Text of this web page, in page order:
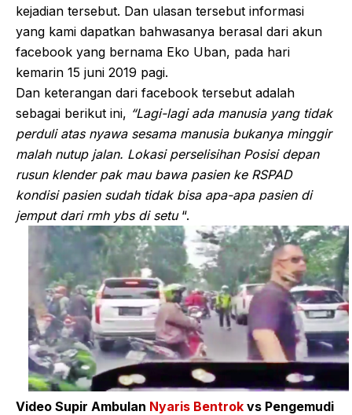
kejadian tersebut. Dan ulasan tersebut informasi
yang kami dapatkan bahwasanya berasal dari akun
facebook yang bernama Eko Uban, pada hari
kemarin 15 juni 2019 pagi.
Dan keterangan dari facebook tersebut adalah
sebagai berikut ini, “Lagi-lagi ada manusia yang tidak
perduli atas nyawa sesama manusia bukanya minggir
malah nutup jalan. Lokasi perselisihan Posisi depan
rusun klender pak mau bawa pasien ke RSPAD
kondisi pasien sudah tidak bisa apa-apa pasien di
jemput dari rmh ybs di setu “.
Video Supir Ambulan Nyaris Bentrok vs Pengemudi